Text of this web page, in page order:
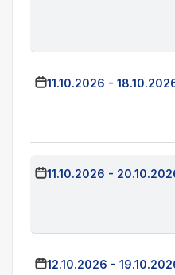
11.10.2026 -
11.10.2026 -
12.10.2026 -